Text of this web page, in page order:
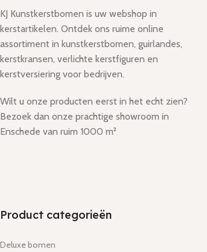
KJ Kunstkerstbomen is uw webshop in
kerstartikelen. Ontdek ons ruime online
assortiment in kunstkerstbomen, guirlandes,
kerstkransen, verlichte kerstfiguren en
kerstversiering voor bedrijven.
Wilt u onze producten eerst in het echt zien?
Bezoek dan onze prachtige showroom in
Enschede van ruim 1000 m²
Product categorieën
Deluxe bomen